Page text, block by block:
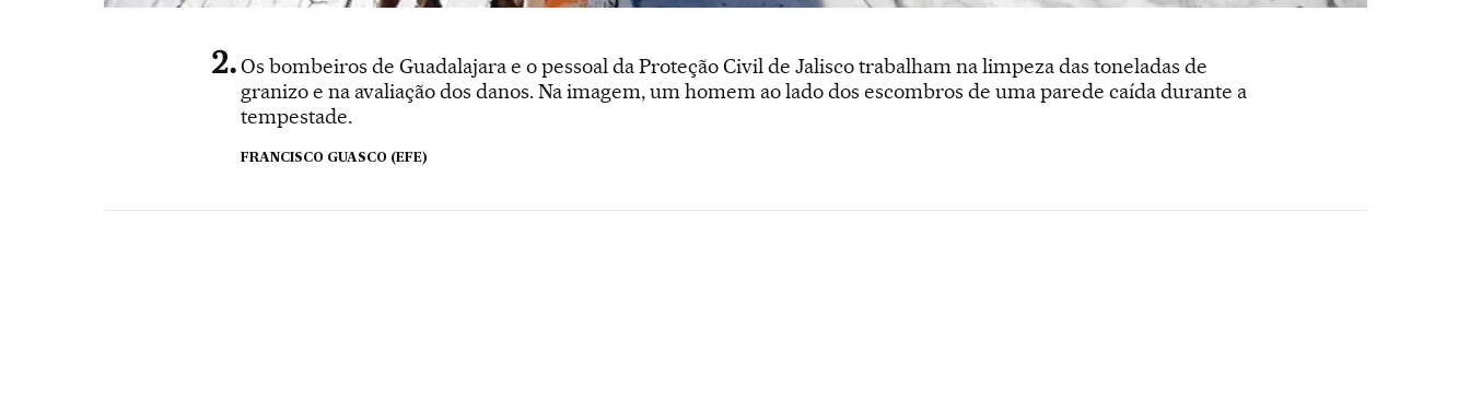
Os bombeiros de Guadalajara e o pessoal da Proteção Civil de Jalisco trabalham na limpeza das toneladas de
granizo e na avaliação dos danos. Na imagem, um homem ao lado dos escombros de uma parede caída durante a
tempestade.
FRANCISCO GUASCO (EFE)